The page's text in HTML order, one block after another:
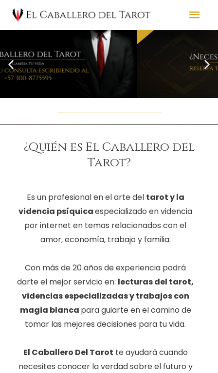
¿Quién es El Caballero del
Tarot?
Es un profesional en el arte del tarot y la
videncia psíquicaespecializado en videncia
por internet en temas relacionados con el
amor, economía, trabajo y familia.
Con más de 20 años de experiencia podrá
darte el mejor servicio en: lecturas del tarot,
videncias especializadas y trabajos con
magia blanca para guiarte en el camino de
tomar las mejores decisiones para tu vida.
El Caballero Del Tarot te ayudará cuando
necesites conocer la verdad sobre el futuro y